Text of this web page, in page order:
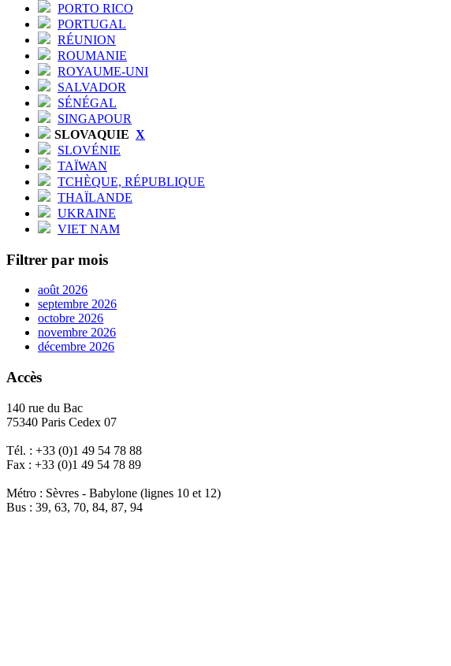
PORTO RICO
PORTUGAL
RÉUNION
ROUMANIE
ROYAUME-UNI
SALVADOR
SÉNÉGAL
SINGAPOUR
SLOVAQUIE X
SLOVÉNIE
TAÏWAN
TCHÈQUE, RÉPUBLIQUE
THAÏLANDE
UKRAINE
VIET NAM
Filtrer par mois
août 2026
septembre 2026
octobre 2026
novembre 2026
décembre 2026
Accès
140 rue du Bac
75340 Paris Cedex 07
Tél. : +33 (0)1 49 54 78 88
Fax : +33 (0)1 49 54 78 89
Métro : Sèvres - Babylone (lignes 10 et 12)
Bus : 39, 63, 70, 84, 87, 94